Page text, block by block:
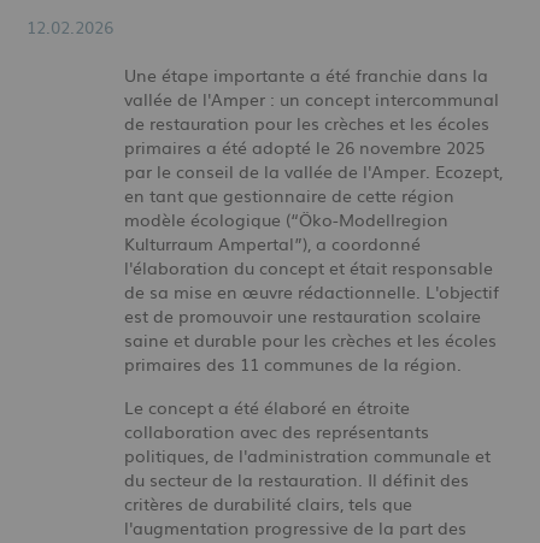
12.02.2026
Une étape importante a été franchie dans la
vallée de l'Amper : un concept intercommunal
de restauration pour les crèches et les écoles
primaires a été adopté le 26 novembre 2025
par le conseil de la vallée de l'Amper. Ecozept,
en tant que gestionnaire de cette région
modèle écologique (“Öko-Modellregion
Kulturraum Ampertal”), a coordonné
l'élaboration du concept et était responsable
de sa mise en œuvre rédactionnelle. L'objectif
est de promouvoir une restauration scolaire
saine et durable pour les crèches et les écoles
primaires des 11 communes de la région.
Le concept a été élaboré en étroite
collaboration avec des représentants
politiques, de l'administration communale et
du secteur de la restauration. Il définit des
critères de durabilité clairs, tels que
l'augmentation progressive de la part des